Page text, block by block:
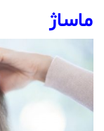
ماساژ